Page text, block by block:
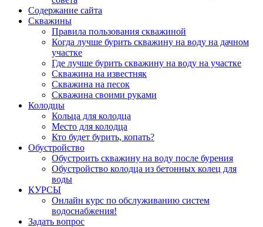
Содержание сайта
Скважины
Правила пользования скважиной
Когда лучше бурить скважину на воду на дачном
участке
Где лучше бурить скважину на воду на участке
Скважина на известняк
Скважина на песок
Скважина своими руками
Колодцы
Кольца для колодца
Место для колодца
Кто будет бурить, копать?
Обустройство
Обустроить скважину на воду после бурения
Обустройство колодца из бетонных колец для
воды
КУРСЫ
Онлайн курс по обслуживанию систем
водоснабжения!
Задать вопрос